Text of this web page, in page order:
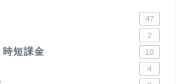
47
2
時短課金 10
4